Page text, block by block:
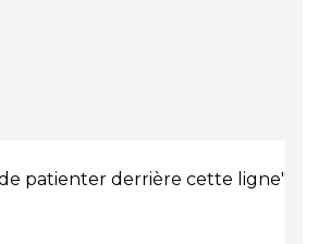
patienter derrière cette ligne"